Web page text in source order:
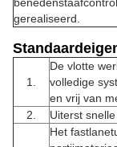
gerealiseerd.
1.
De vlotte
volledige
en vrij van
2.
Uiterst
Het